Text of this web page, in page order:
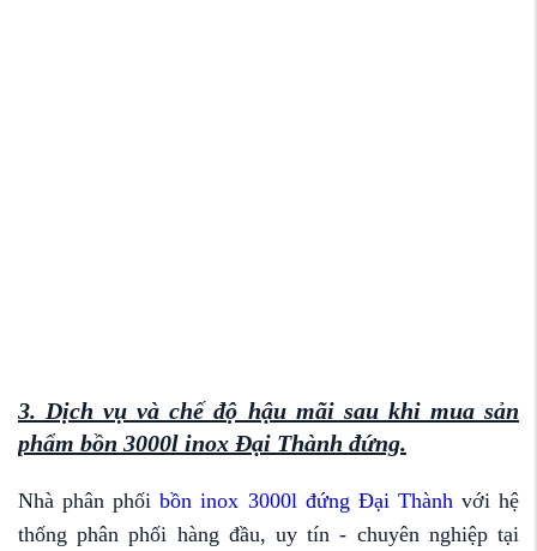
3. Dịch vụ và chế độ hậu mãi sau khi mua sản
phẩm bồn 3000l inox Đại Thành đứng.
Nhà phân phốibồn inox 3000l đứng Đại Thànhvới hệ
thống phân phối hàng đầu, uy tín - chuyên nghiệp tại